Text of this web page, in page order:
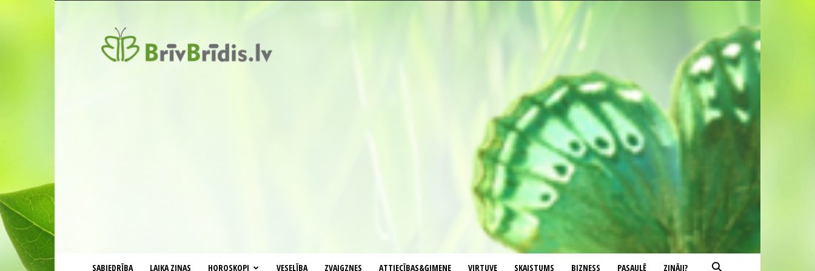
SABIEDRĪBA LAIKA ZIŅAS HOROSKOPI VESELĪBA ZVAIGZNES ATTIECĪBAS&ĢIMENE VIRTUVE SKAISTUMS BIZNESS PASAULĒ ZINĀJI?